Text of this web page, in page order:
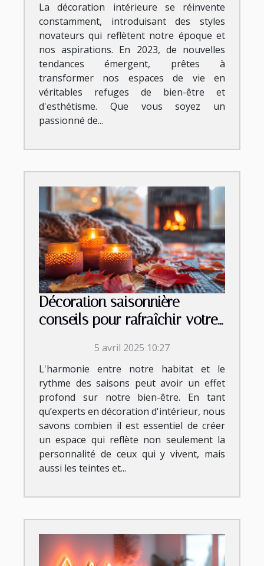
La décoration intérieure se réinvente
constamment, introduisant des styles
novateurs qui reflètent notre époque et
nos aspirations. En 2023, de nouvelles
tendances émergent, prêtes à
transformer nos espaces de vie en
véritables refuges de bien-être et
d'esthétisme. Que vous soyez un
passionné de...
Décoration saisonnière
conseils pour rafraîchir votre
5 avril 2025 10:27
L'harmonie entre notre habitat et le
rythme des saisons peut avoir un effet
profond sur notre bien-être. En tant
qu’experts en décoration d'intérieur, nous
savons combien il est essentiel de créer
un espace qui reflète non seulement la
personnalité de ceux qui y vivent, mais
aussi les teintes et...